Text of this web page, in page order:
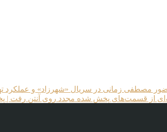
مصطفی زمانی در سریال «شهرزاد» و عملکرد
از قسمت‌های پخش شده مجدد روی آنتن رفت |